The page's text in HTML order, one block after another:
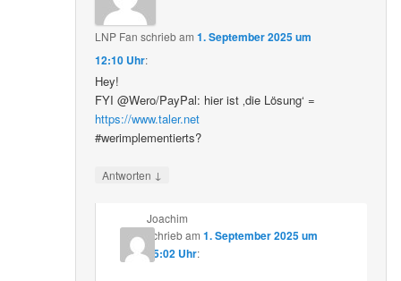
LNP Fan schriebam1. September 2025 um
12:10 Uhr:
Hey!
FYI @Wero/PayPal: hier ist ‚die Lösung‘ =
https://www.taler.net
#werimplementierts?
Antworten ↓
Joachim
schriebam 1. September 2025 um
15:02 Uhr: